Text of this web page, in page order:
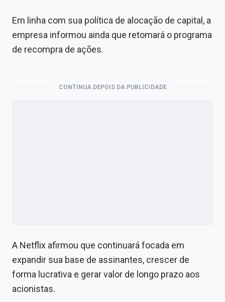
Em linha com sua política de alocação de capital, a
empresa informou ainda que retomará o programa
de recompra de ações.
CONTINUA DEPOIS DA PUBLICIDADE
A Netflix afirmou que continuará focada em
expandir sua base de assinantes, crescer de
forma lucrativa e gerar valor de longo prazo aos
acionistas.